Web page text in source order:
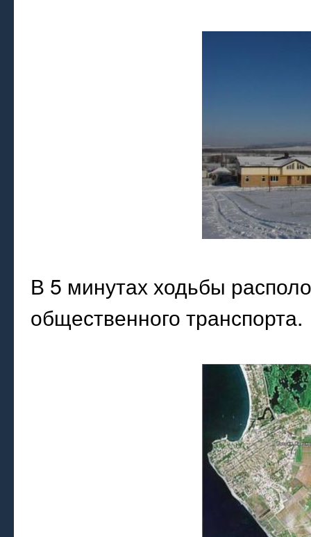
В 5 минутах ходьбы
общественного транспорта.